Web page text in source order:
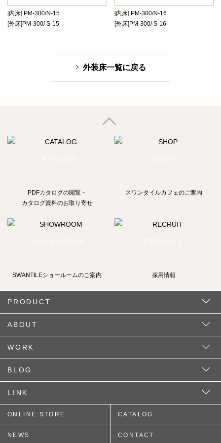
[内床] PM-300/N-15
[外床]PM-300/ S-15
[内床] PM-300/N-16
[外床]PM-300/ S-16
外装床一覧に戻る
PDFカタログの閲覧・
カタログ資料のお取り寄せ
スワンタイルカフェのご案内
SWANTILEショールームのご案内 採用情報
PRODUCT
ABOUT
WORK
BLOG
LINK
ONLINE STORE CATALOG
NEWS CONTACT